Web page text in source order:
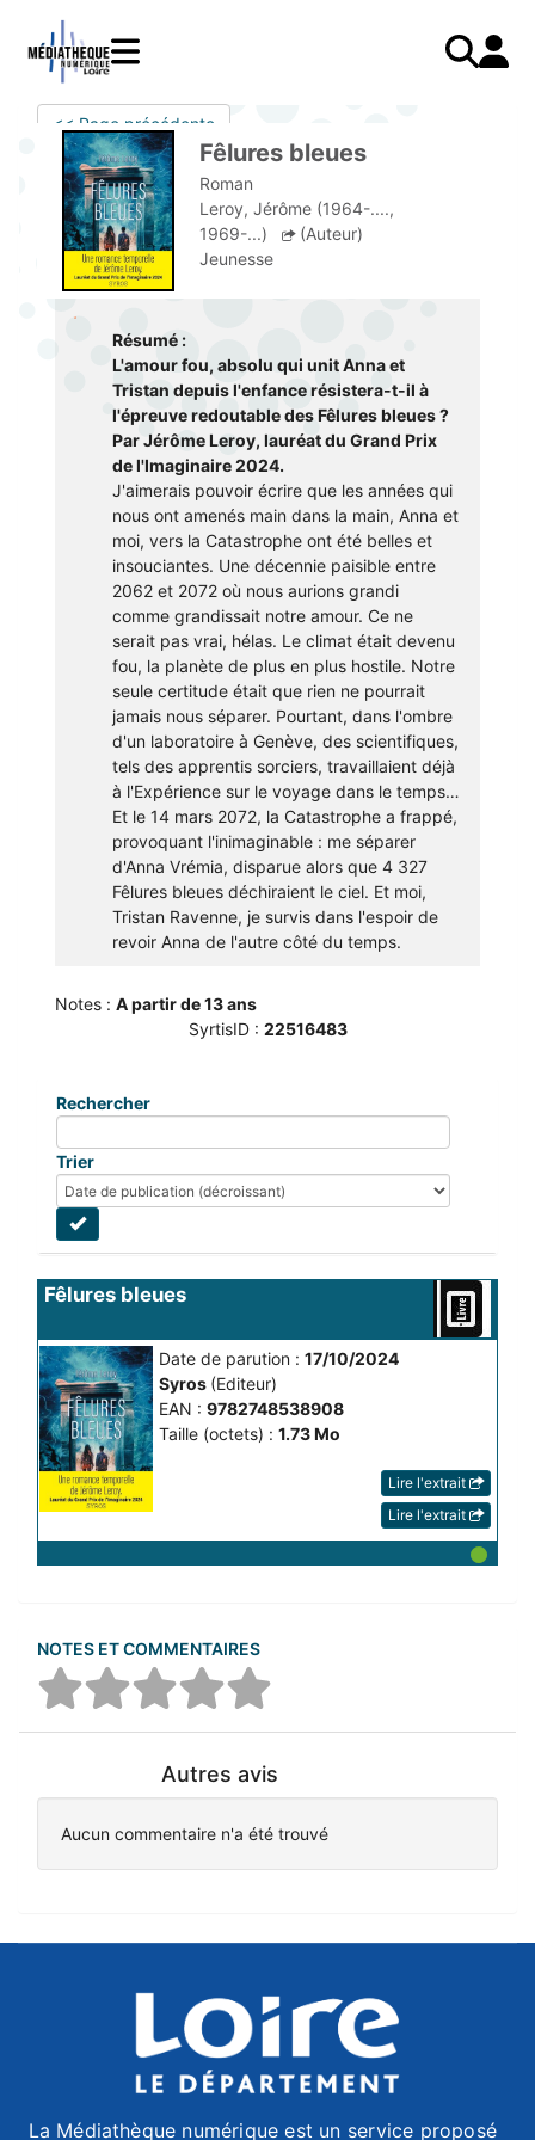
Catalogue
Menu
mobile
LIVRES
E-books
Mangas
Livres audio
PRESSE
AUDIO
Musique
Podcasts Radio France
Livres audio
VIDÉO
COURS EN LIGNE
Mon
compte
responsive
mobile
Mode d'emploi
Mon compte
J'AI DEJA UN COMPTE
Je me connecte
Je me connecte pour la première fois
JE N'AI PAS DE COMPTE
Je me préinscris
J'AI BESOIN D'AIDE
Aide à la connexion
J'ai oublié mon mot de passe
<< Page précédente
Fêlures bleues
Roman
Leroy, Jérôme (1964-....,
1969-...)
(Auteur)
Jeunesse
Résumé :
L'amour fou, absolu qui unit Anna et
Tristan depuis l'enfance résistera-t-il à
l'épreuve redoutable des Fêlures bleues ?
Par Jérôme Leroy, lauréat du Grand Prix
de l'Imaginaire 2024.
J'aimerais pouvoir écrire que les années qui
nous ont amenés main dans la main, Anna et
moi, vers la Catastrophe ont été belles et
insouciantes. Une décennie paisible entre
2062 et 2072 où nous aurions grandi
comme grandissait notre amour. Ce ne
serait pas vrai, hélas. Le climat était devenu
fou, la planète de plus en plus hostile. Notre
seule certitude était que rien ne pourrait
jamais nous séparer. Pourtant, dans l'ombre
d'un laboratoire à Genève, des scientifiques,
tels des apprentis sorciers, travaillaient déjà
à l'Expérience sur le voyage dans le temps…
Et le 14 mars 2072, la Catastrophe a frappé,
provoquant l'inimaginable : me séparer
d'Anna Vrémia, disparue alors que 4 327
Fêlures bleues déchiraient le ciel. Et moi,
Tristan Ravenne, je survis dans l'espoir de
revoir Anna de l'autre côté du temps.
Notes : A partir de 13 ans
SyrtisID : 22516483
Rechercher
Trier
Fêlures bleues
Date de parution : 17/10/2024
Syros (Editeur)
EAN : 9782748538908
Taille (octets) : 1.73 Mo
Lire l'extrait
Lire l'extrait
NOTES ET COMMENTAIRES
Autres avis
Aucun commentaire n'a été trouvé
La Médiathèque numérique est un service proposé